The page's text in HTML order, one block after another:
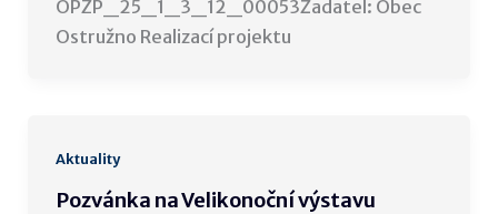
OPZP_25_1_3_12_00053Žadatel: Obec
Ostružno Realizací projektu
Aktuality
Pozvánka na Velikonoční výstavu